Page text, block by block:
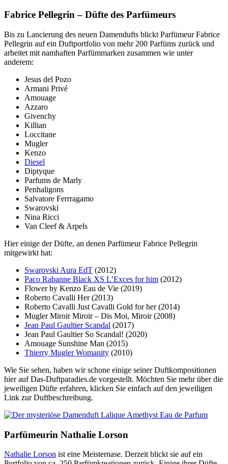
Fabrice Pellegrin – Düfte des Parfümeurs
Bis zu Lancierung des neuen Damendufts blickt Parfümeur Fabrice
Pellegrin auf ein Duftportfolio von mehr 200 Parfüms zurück und
arbeitet mit namhaften Parfümmarken zusammen wie unter
anderem:
Jesus del Pozo
Armani Privé
Amouage
Azzaro
Givenchy
Killian
Loccitane
Mugler
Kenzo
Diesel
Diptyque
Parfums de Marly
Penhaligons
Salvatore Ferrragamo
Swarovski
Nina Ricci
Van Cleef & Arpels
Hier einige der Düfte, an denen Parfümeur Fabrice Pellegrin
mitgewirkt hat:
Swarovski Aura EdT (2012)
Paco Rabanne Black XS L’Exces for him (2012)
Flower by Kenzo Eau de Vie (2019)
Roberto Cavalli Her (2013)
Roberto Cavalli Just Cavalli Gold for her (2014)
Mugler Miroir Miroir – Dis Moi, Miroir (2008)
Jean Paul Gaultier Scandal (2017)
Jean Paul Gaultier So Scandal! (2020)
Amouage Sunshine Man (2015)
Thierry Mugler Womanity (2010)
Wie Sie sehen, haben wir schone einige seiner Duftkompositionen
hier auf Das-Duftparadies.de vorgestellt. Möchten Sie mehr über die
jeweiligen Düfte erfahren, klicken Sie einfach auf den jeweiligen
Link zur Duftbeschreibung.
Parfümeurin Nathalie Lorson
Nathalie Lorson ist eine Meisternase. Derzeit blickt sie auf ein